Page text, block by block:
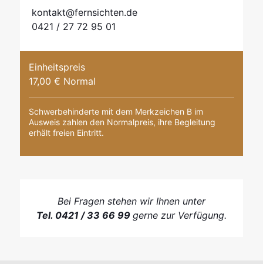
kontakt@fernsichten.de
0421 / 27 72 95 01
Einheitspreis
17,00 € Normal
Schwerbehinderte mit dem Merkzeichen B im
Ausweis zahlen den Normalpreis, ihre Begleitung
erhält freien Eintritt.
Bei Fragen stehen wir Ihnen unter
Tel. 0421 / 33 66 99 gerne zur Verfügung.